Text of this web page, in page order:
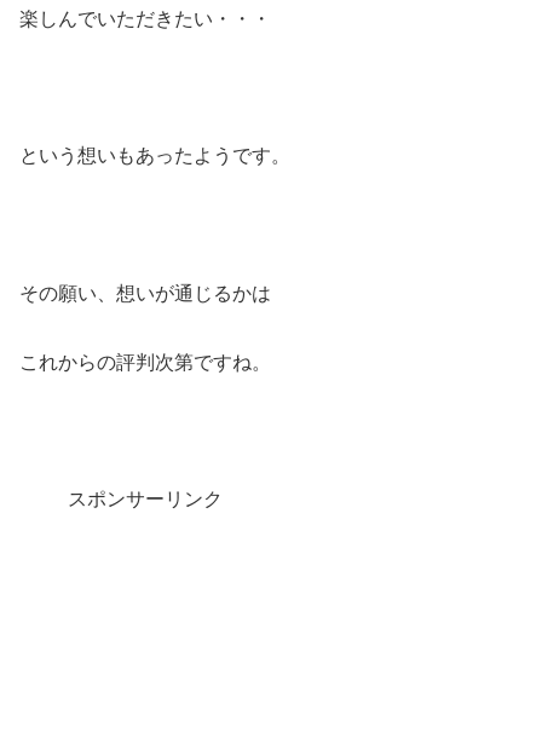
楽しんでいただきたい・・・
という想いもあったようです。
その願い、想いが通じるかは
これからの評判次第ですね。
スポンサーリンク